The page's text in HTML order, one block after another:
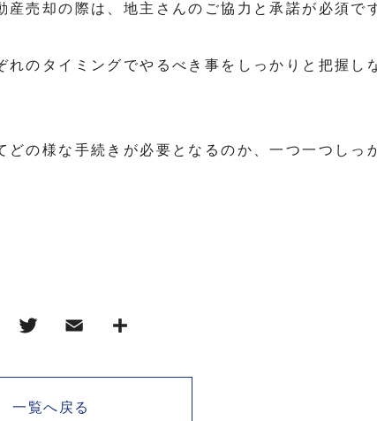
売却の際は、地主さんのご協力と承諾が必須で
のタイミングでやるべき事をしっかりと把握し
の様な手続きが必要となるのか、一つ一つしっ
一覧へ戻る